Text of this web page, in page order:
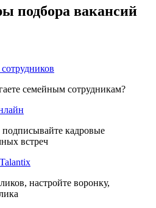
подбора вакансий
семейным сотрудникам?
кадровые
встреч
настройте воронку,